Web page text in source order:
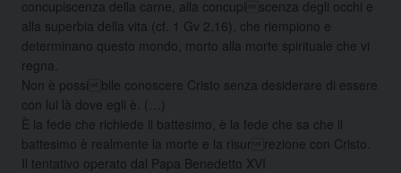
concupiscenza della carne, alla concupiscenza degli occhi e
alla superbia della vita (cf. 1 Gv 2,16), che riempiono e
determinano questo mondo, morto alla morte spirituale che vi
regna.
Non è possibile conoscere Cristo senza desiderare di essere
con lui là dove egli è. (…)
È la fede che richiede il battesimo, è la fede che sa che il
battesimo è realmente la morte e la risurrezione con Cristo.
Il tentativo operato dal Papa Benedetto XVI